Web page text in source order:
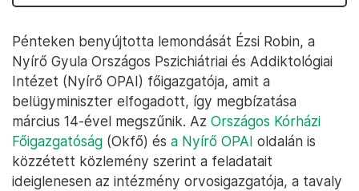
Pénteken benyújtotta lemondását Ézsi Robin, a
Nyírő Gyula Országos Pszichiátriai és Addiktológiai
Intézet (Nyírő OPAI) főigazgatója, amit a
belügyminiszter elfogadott, így megbízatása
március 14-ével megszűnik. Az Országos Kórházi
Főigazgatóság (Okfő) és a Nyírő OPAI oldalán is
közzétett közlemény szerint a feladatait
ideiglenesen az intézmény orvosigazgatója, a tavaly